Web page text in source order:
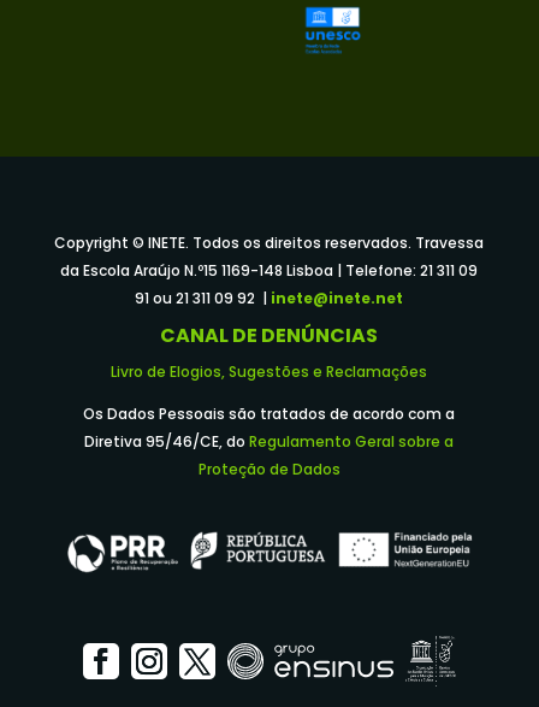
Copyright © INETE. Todos os direitos reservados. Travessa
da Escola Araújo N.º15 1169-148 Lisboa | Telefone: 21 311 09
91 ou 21 311 09 92 | inete@inete.net
CANAL DE DENÚNCIAS
Livro de Elogios, Sugestões e Reclamações
Os Dados Pessoais são tratados de acordo com a
Diretiva 95/46/CE, doRegulamento Geral sobre a
Proteção de Dados